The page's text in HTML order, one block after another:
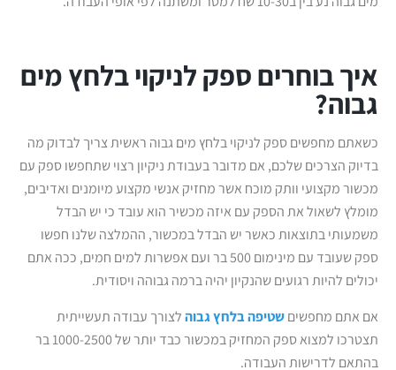
איך בוחרים ספק לניקוי בלחץ מים
גבוה?
כשאתם מחפשים ספק לניקוי בלחץ מים גבוה ראשית צריך לבדוק מה
בדיוק הצרכים שלכם, אם מדובר בעבודת ניקיון רצוי שתחפשו ספק עם
מכשור מקצועי וותק מוכח אשר מחזיק אנשי מקצוע מיומנים ואדיבים,
מומלץ לשאול את הספק עם איזה מכשיר הוא עובד כי יש הבדל
משמעותי בתוצאות כאשר יש הבדל במכשור, ההמלצה שלנו חפשו
ספק שעובד עם מינימום 500 בר ועם אפשרות למים חמים, ככה אתם
יכולים להיות רגועים שהנקיון יהיה ברמה גבוהה ויסודית.
אם אתם מחפשיםשטיפה בלחץ גבוהלצורך עבודה תעשייתית
תצטרכו למצוא ספק המחזיק במכשור כבד יותר של 1000-2500 בר
בהתאם לדרישות העבודה.